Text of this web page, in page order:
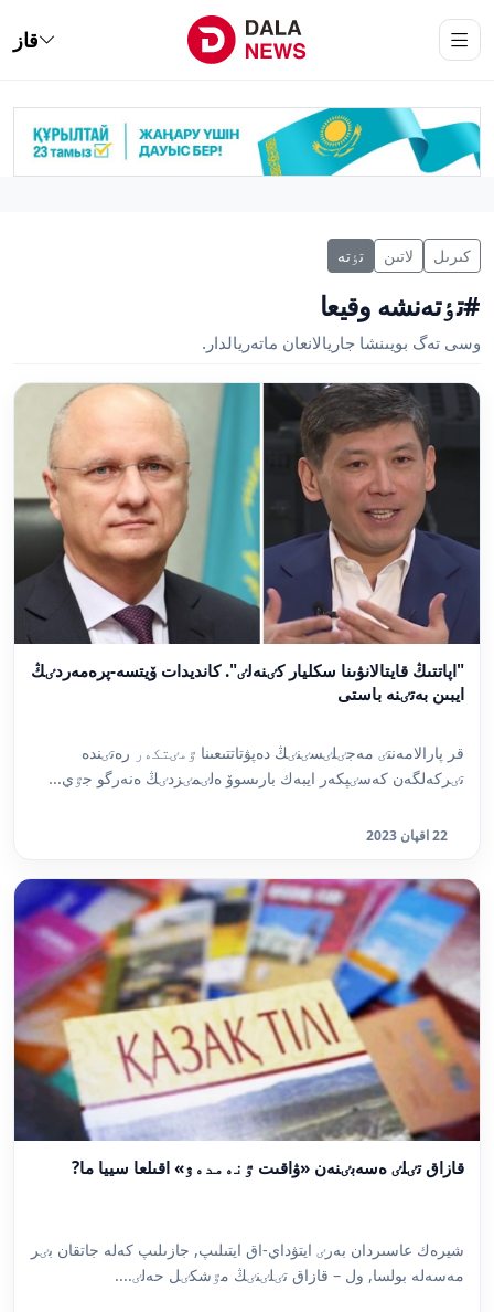
قاز
كىرىل لاتىن تٶتە
#تٶتەنشە وقيعا
وسى تەگ بويىنشا جاريالانعان ماتەريالدار.
"اپاتتىڭ قايتالانۋىنا سكليار كٸنەلٸ". كانديدات ۆيتسە-پرەمەردٸڭ
ايبىن بەتٸنە باستى
قر پارالامەنتٸ مەجٸلٸسٸنٸڭ دەپۋتاتتىعىنا ٷمٸتكەر رەتٸندە
تٸركەلگەن كەسٸپكەر ايبەك بارىسوۆ ەلٸمٸزدٸڭ ەنەرگو جٷي...
22 اقپان 2023
قازاق تٸلٸ ەسەبٸنەن «ۋاقىت ٷنەمدەۋ» اقىلعا سييا ما?
شيرەك عاسىردان بەرٸ ايتۋداي-اق ايتىلىپ, جازىلىپ كەلە جاتقان بٸر
مەسەلە بولسا, ول – قازاق تٸلٸنٸڭ مٷشكٸل حەلٸ....